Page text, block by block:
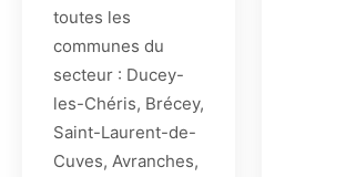
toutes les
communes du
secteur : Ducey-
les-Chéris, Brécey,
Saint-Laurent-de-
Cuves, Avranches,